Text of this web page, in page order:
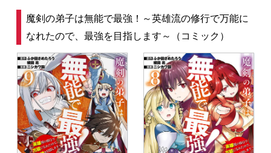
魔剣の弟子は無能で最強！～英雄流の修行で万能に
なれたので、最強を目指します～（コミック）